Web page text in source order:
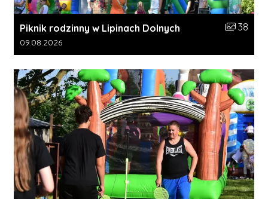
Piknik rodzinny w Lipinach Dolnych Liczba
38
Data dodania galerii:
09.08.2026